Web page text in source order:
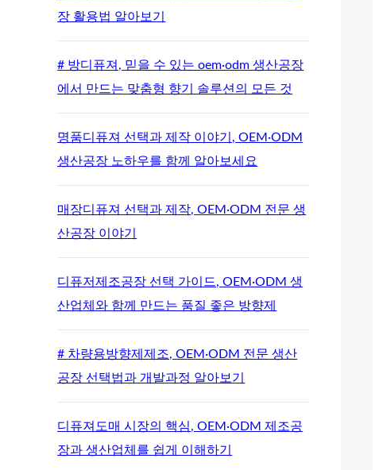
장 활용법 알아보기
# 방디퓨져, 믿을 수 있는 oem·odm 생산공장
에서 만드는 맞춤형 향기 솔루션의 모든 것
명품디퓨져 선택과 제작 이야기, OEM·ODM
생산공장 노하우를 함께 알아보세요
매장디퓨져 선택과 제작, OEM·ODM 전문 생
산공장 이야기
디퓨저제조공장 선택 가이드, OEM·ODM 생
산업체와 함께 만드는 품질 좋은 방향제
# 차량용방향제제조, OEM·ODM 전문 생산
공장 선택법과 개발과정 알아보기
디퓨져도매 시장의 핵심, OEM·ODM 제조공
장과 생산업체를 쉽게 이해하기